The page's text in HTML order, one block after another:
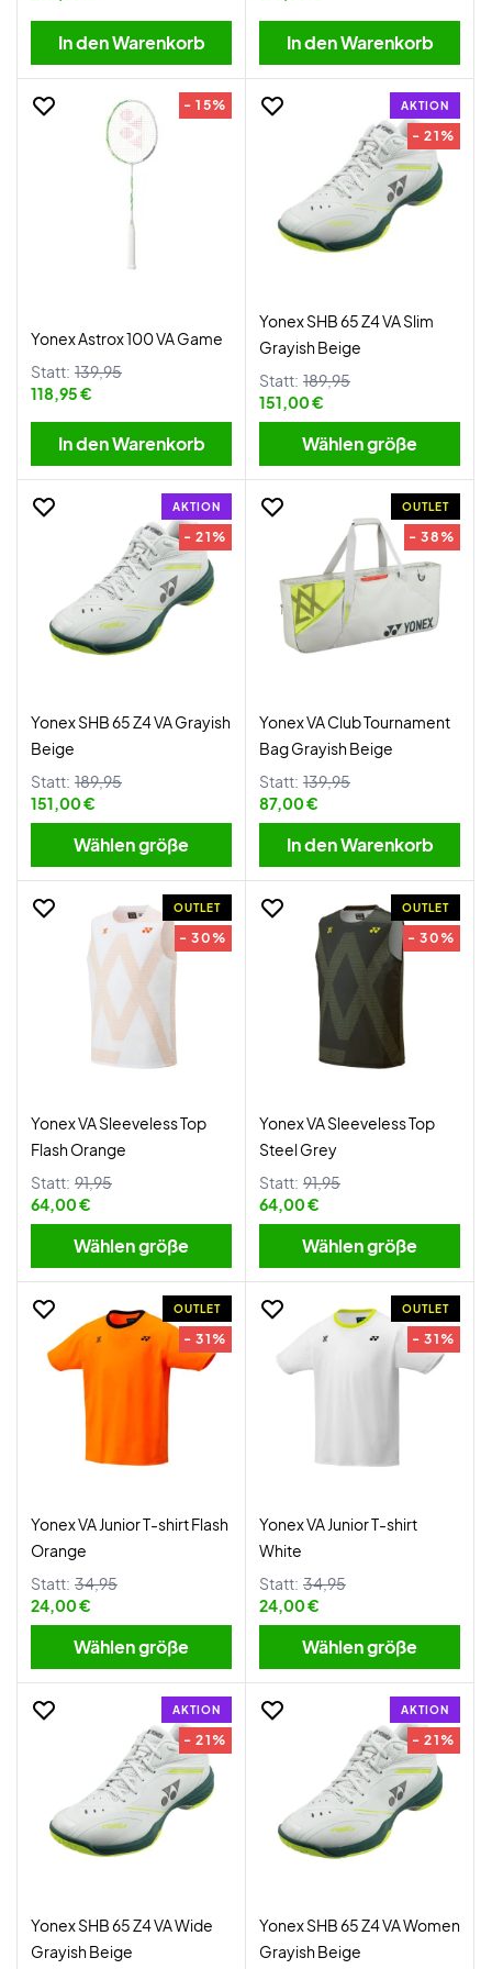
In den Warenkorb In den Warenkorb
- 15%
Yonex Astrox 100 VA Game
Statt: 139,95
118,95 €
In den Warenkorb
AKTION
- 21%
Yonex SHB 65 Z4 VA Slim
Grayish Beige
Statt: 189,95
151,00 €
Wählen größe
AKTION
- 21%
Yonex SHB 65 Z4 VA Grayish
Beige
Statt: 189,95
151,00 €
Wählen größe
OUTLET
- 38%
Yonex VA Club Tournament
Bag Grayish Beige
Statt: 139,95
87,00 €
In den Warenkorb
OUTLET
- 30%
Yonex VA Sleeveless Top
Flash Orange
Statt: 91,95
64,00 €
Wählen größe
OUTLET
- 30%
Yonex VA Sleeveless Top
Steel Grey
Statt: 91,95
64,00 €
Wählen größe
OUTLET
- 31%
Yonex VA Junior T-shirt Flash
Orange
Statt: 34,95
24,00 €
Wählen größe
OUTLET
- 31%
Yonex VA Junior T-shirt
White
Statt: 34,95
24,00 €
Wählen größe
AKTION
- 21%
Yonex SHB 65 Z4 VA Wide
Grayish Beige
AKTION
- 21%
Yonex SHB 65 Z4 VA Women
Grayish Beige